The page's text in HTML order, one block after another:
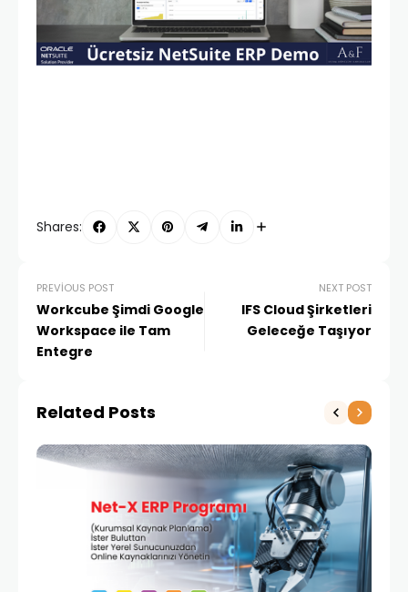
Shares:
PREVIOUS POST
Workcube Şimdi Google
Workspace ile Tam
Entegre
NEXT POST
IFS Cloud Şirketleri
Geleceğe Taşıyor
Related Posts